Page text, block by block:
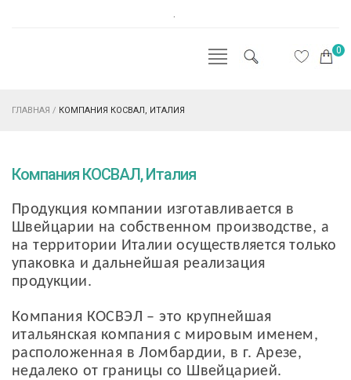
.
0
ГЛАВНАЯ / КОМПАНИЯ КОСВАЛ, ИТАЛИЯ
Компания КОСВАЛ, Италия
Продукция компании изготавливается в
Швейцарии на собственном производстве, а
на территории Италии осуществляется только
упаковка и дальнейшая реализация
продукции.
Компания КОСВЭЛ – это крупнейшая
итальянская компания с мировым именем,
расположенная в Ломбардии, в г. Арезе,
недалеко от границы со Швейцарией.